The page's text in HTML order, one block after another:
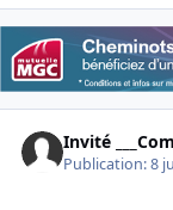
Invité
Publication:8